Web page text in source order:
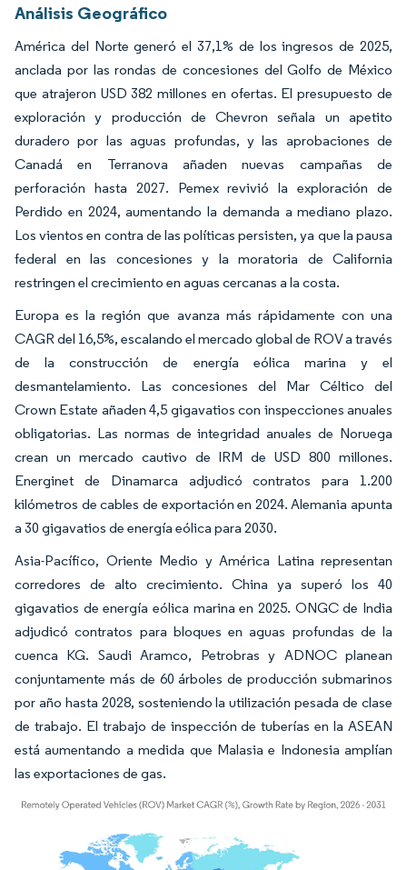
Análisis Geográfico
América del Norte generó el 37,1% de los ingresos de 2025,
anclada por las rondas de concesiones del Golfo de México
que atrajeron USD 382 millones en ofertas. El presupuesto de
exploración y producción de Chevron señala un apetito
duradero por las aguas profundas, y las aprobaciones de
Canadá en Terranova añaden nuevas campañas de
perforación hasta 2027. Pemex revivió la exploración de
Perdido en 2024, aumentando la demanda a mediano plazo.
Los vientos en contra de las políticas persisten, ya que la pausa
federal en las concesiones y la moratoria de California
restringen el crecimiento en aguas cercanas a la costa.
Europa es la región que avanza más rápidamente con una
CAGR del 16,5%, escalando el mercado global de ROV a través
de la construcción de energía eólica marina y el
desmantelamiento. Las concesiones del Mar Céltico del
Crown Estate añaden 4,5 gigavatios con inspecciones anuales
obligatorias. Las normas de integridad anuales de Noruega
crean un mercado cautivo de IRM de USD 800 millones.
Energinet de Dinamarca adjudicó contratos para 1.200
kilómetros de cables de exportación en 2024. Alemania apunta
a 30 gigavatios de energía eólica para 2030.
Asia-Pacífico, Oriente Medio y América Latina representan
corredores de alto crecimiento. China ya superó los 40
gigavatios de energía eólica marina en 2025. ONGC de India
adjudicó contratos para bloques en aguas profundas de la
cuenca KG. Saudi Aramco, Petrobras y ADNOC planean
conjuntamente más de 60 árboles de producción submarinos
por año hasta 2028, sosteniendo la utilización pesada de clase
de trabajo. El trabajo de inspección de tuberías en la ASEAN
está aumentando a medida que Malasia e Indonesia amplían
las exportaciones de gas.